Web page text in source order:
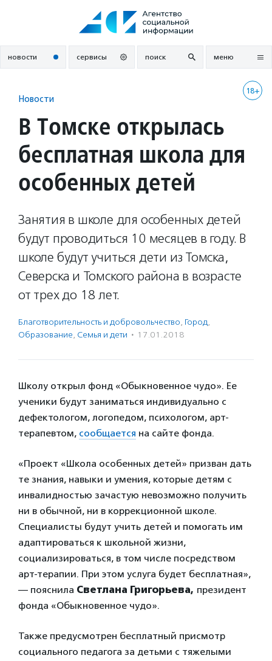
новости сервисы поиск меню
18+
Новости
В Томске открылась
бесплатная школа для
особенных детей
Занятия в школе для особенных детей
будут проводиться 10 месяцев в году. В
школе будут учиться дети из Томска,
Северска и Томского района в возрасте
от трех до 18 лет.
Благотвори­тель­ность и доброволь­чест­во, Город,
Образование, Семья и дети · 17.01.2018
Школу открыл фонд «Обыкновенное чудо». Ее
ученики будут заниматься индивидуально с
дефектологом, логопедом, психологом, арт-
терапевтом, сообщается на сайте фонда.
«Проект «Школа особенных детей» призван дать
те знания, навыки и умения, которые детям с
инвалидностью зачастую невозможно получить
ни в обычной, ни в коррекционной школе.
Специалисты будут учить детей и помогать им
адаптироваться к школьной жизни,
социализироваться, в том числе посредством
арт-терапии. При этом услуга будет бесплатная»,
— пояснила Светлана Григорьева, президент
фонда «Обыкновенное чудо».
Также предусмотрен бесплатный присмотр
социального педагога за детьми с тяжелыми